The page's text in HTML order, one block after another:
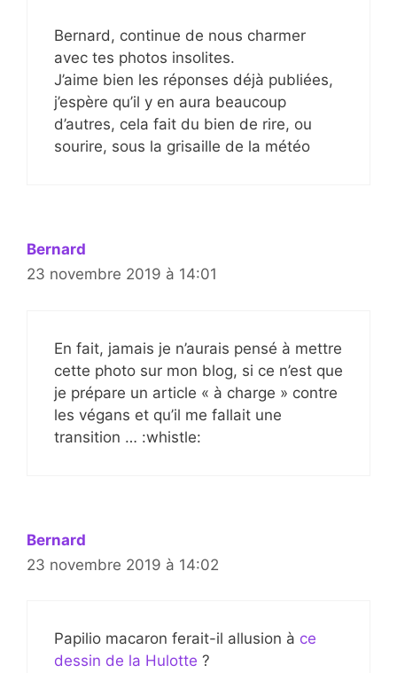
Bernard, continue de nous charmer
avec tes photos insolites.
J’aime bien les réponses déjà publiées,
j’espère qu’il y en aura beaucoup
d’autres, cela fait du bien de rire, ou
sourire, sous la grisaille de la météo
Bernard
23 novembre 2019 à 14:01
En fait, jamais je n’aurais pensé à mettre
cette photo sur mon blog, si ce n’est que
je prépare un article « à charge » contre
les végans et qu’il me fallait une
transition … :whistle:
Bernard
23 novembre 2019 à 14:02
Papilio macaron ferait-il allusion à ce
dessin de la Hulotte ?